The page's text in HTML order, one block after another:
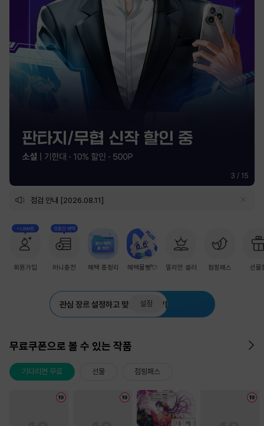
3 / 15
점검 안내 [2026.08.11]
+1,000원
회원가입
첫충전 혜택
머니충전 혜택 총정리 혜택몰빵💘 밀리언 셀러 점핑패스 선물
관심 장르 설정하고 맞춤 추천 받기
설정
무료쿠폰으로 볼 수 있는 작품
기다리면 무료 선물 점핑패스